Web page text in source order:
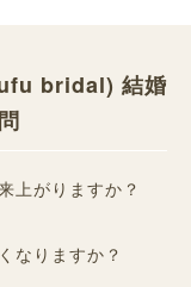
bridal) 結婚
上がりますか？
なりますか？